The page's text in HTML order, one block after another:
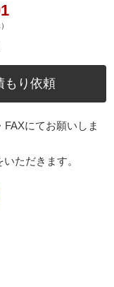
もり依頼
にてお願いしま
ただきます。